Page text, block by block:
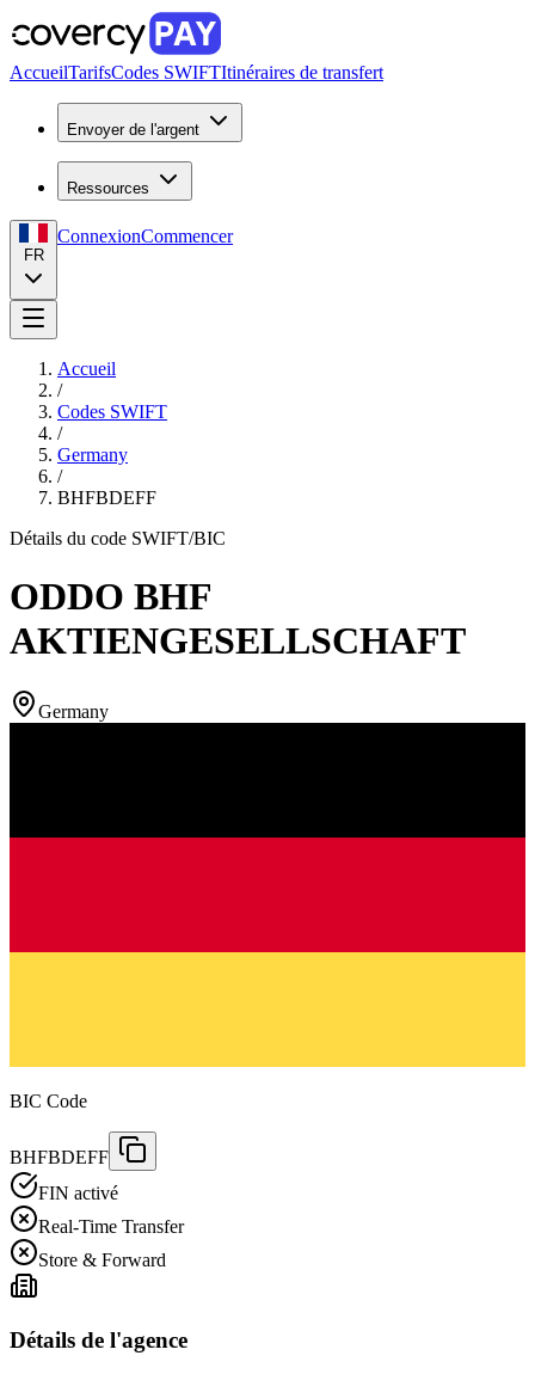
AccueilTarifsCodes SWIFTItinéraires de transfert
Envoyer de l'argent
Ressources
FR
ConnexionCommencer
Accueil
/
Codes SWIFT
/
Germany
/
BHFBDEFF
Détails du code SWIFT/BIC
ODDO BHF
AKTIENGESELLSCHAFT
Germany
BIC Code
BHFBDEFF
FIN activé
Real-Time Transfer
Store & Forward
Détails de l'agence